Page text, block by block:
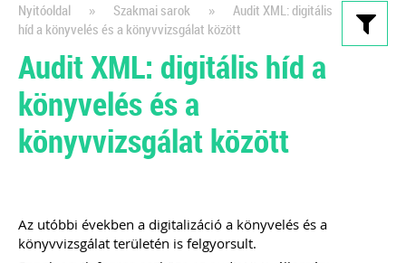
Kiadványaink
Könyvelői szerződésminta
digitalizált környezetben
A számlakép digitalizálásától a
2022
Új és rendhagyó könyvelői feladat és
Nyitóoldal » Szakmai sarok »
Audit XML: digitális
híd a könyvelés és a könyvvizsgálat között
Audit XML: digitális híd a
könyvelés és a
könyvvizsgálat között
Az utóbbi években a digitalizáció a könyvelés és a
könyvvizsgálat területén is felgyorsult.